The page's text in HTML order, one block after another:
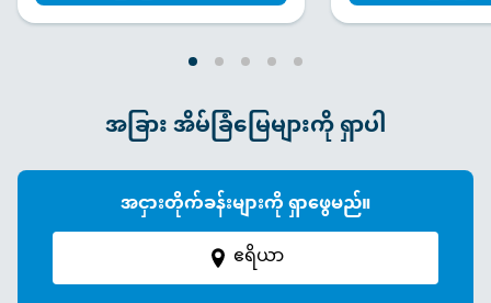
အခြား အိမ်ခြံမြေများကို ရှာပါ
အငှားတိုက်ခန်းများကို ရှာဖွေမည်။
ဧရိယာ